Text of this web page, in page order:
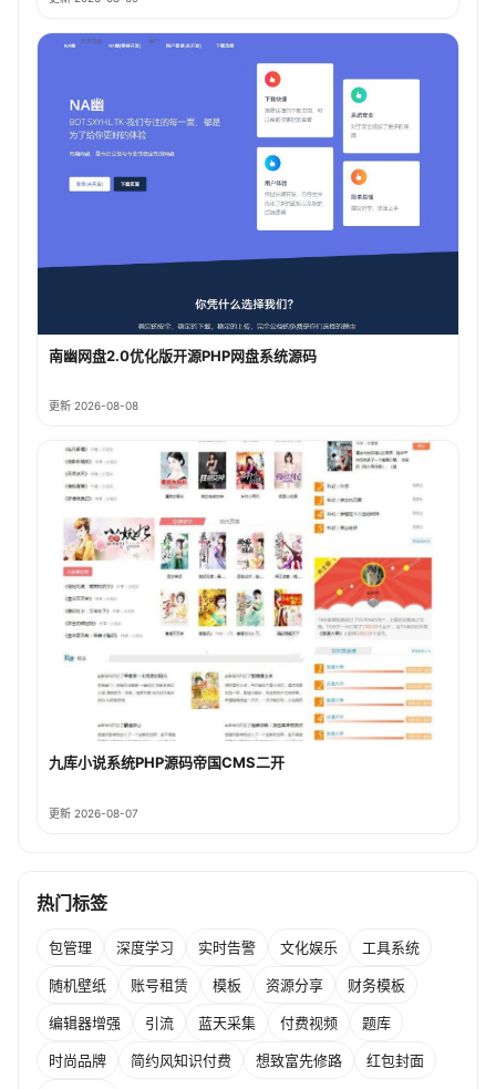
南幽网盘2.0优化版开源PHP网盘系统源码
更新 2026-08-08
九库小说系统PHP源码帝国CMS二开
更新 2026-08-07
热门标签
包管理 深度学习 实时告警 文化娱乐 工具系统
随机壁纸 账号租赁 模板 资源分享 财务模板
编辑器增强 引流 蓝天采集 付费视频 题库
时尚品牌 简约风知识付费 想致富先修路 红包封面